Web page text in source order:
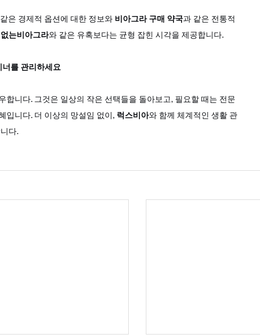
은 경제적 옵션에 대한 정보와 비아그라 구매 약국과 같은 전통적
는비아그라와 같은 유혹보다는 균형 잡힌 시각을 제공합니다.
너를 관리하세요
합니다. 그것은 일상의 작은 선택들을 돌아보고, 필요할 때는 전문
입니다. 더 이상의 망설임 없이, 럭스비아와 함께 체계적인 생활 관
다.